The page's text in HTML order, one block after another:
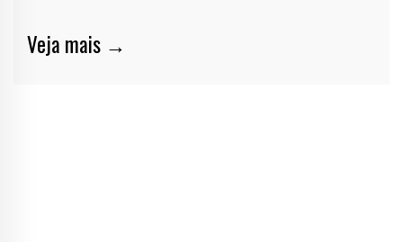
Veja mais →